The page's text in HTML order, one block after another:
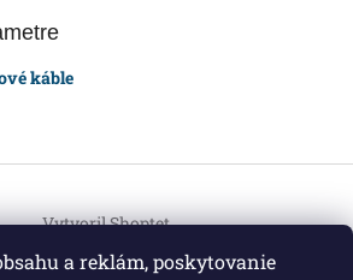
a reklám, poskytovanie
káble
Vytvoril Shoptet